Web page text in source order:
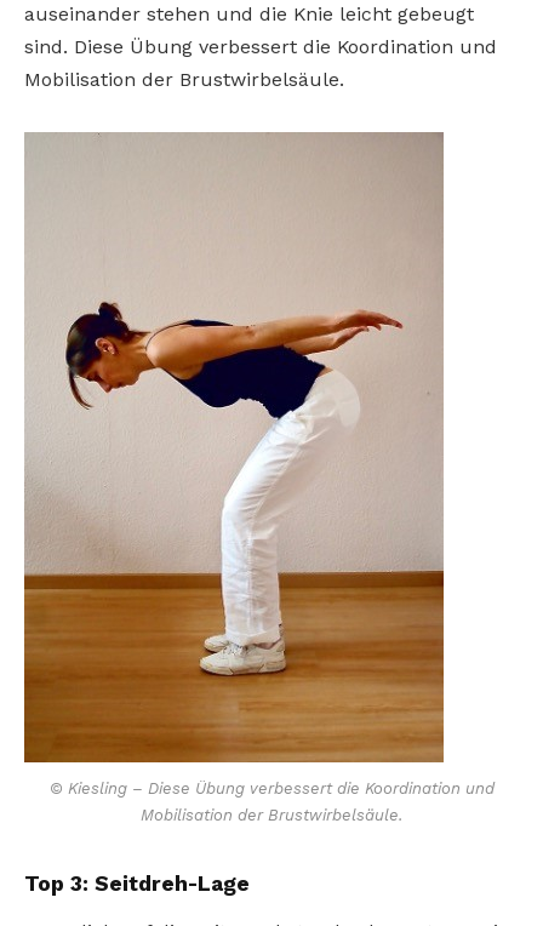
auseinander stehen und die Knie leicht gebeugt
sind. Diese Übung verbessert die Koordination und
Mobilisation der Brustwirbelsäule.
© Kiesling – Diese Übung verbessert die Koordination und
Mobilisation der Brustwirbelsäule.
Top 3: Seitdreh-Lage